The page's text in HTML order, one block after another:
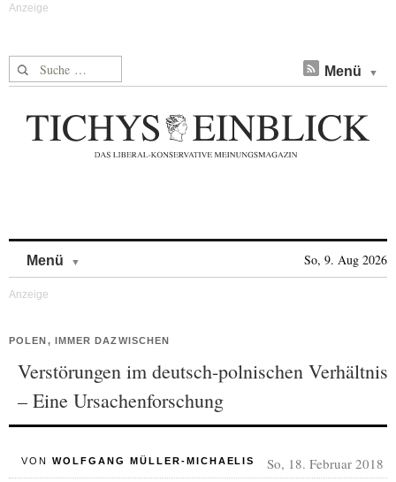
Suche nach: Menü
Menü So, 9. Aug 2026
POLEN, IMMER DAZWISCHEN
Verstörungen im deutsch-polnischen Verhältnis
– Eine Ursachenforschung
VON WOLFGANG MÜLLER-MICHAELIS So, 18. Februar 2018